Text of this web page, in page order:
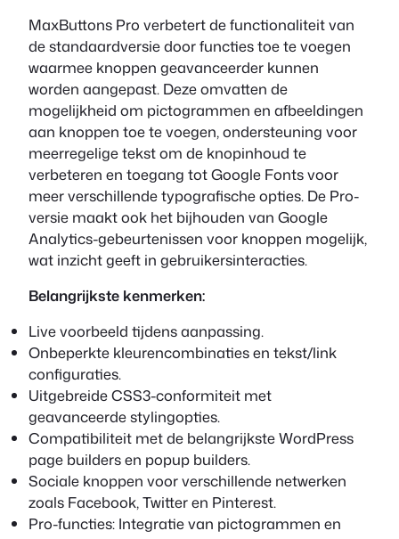
MaxButtons Pro verbetert de functionaliteit van
de standaardversie door functies toe te voegen
waarmee knoppen geavanceerder kunnen
worden aangepast. Deze omvatten de
mogelijkheid om pictogrammen en afbeeldingen
aan knoppen toe te voegen, ondersteuning voor
meerregelige tekst om de knopinhoud te
verbeteren en toegang tot Google Fonts voor
meer verschillende typografische opties. De Pro-
versie maakt ook het bijhouden van Google
Analytics-gebeurtenissen voor knoppen mogelijk,
wat inzicht geeft in gebruikersinteracties.
Belangrijkste kenmerken:
Live voorbeeld tijdens aanpassing.
Onbeperkte kleurencombinaties en tekst/link
configuraties.
Uitgebreide CSS3-conformiteit met
geavanceerde stylingopties.
Compatibiliteit met de belangrijkste WordPress
page builders en popup builders.
Sociale knoppen voor verschillende netwerken
zoals Facebook, Twitter en Pinterest.
Pro-functies: Integratie van pictogrammen en